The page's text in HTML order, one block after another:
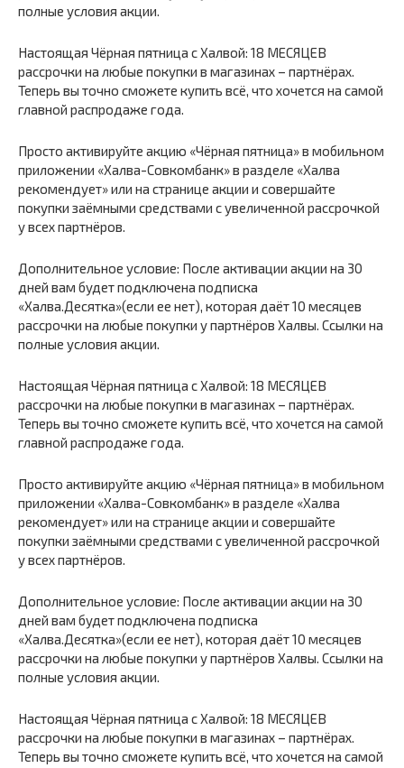
полные условия акции.
Настоящая Чёрная пятница с Халвой: 18 МЕСЯЦЕВ
рассрочки на любые покупки в магазинах – партнёрах.
Теперь вы точно сможете купить всё, что хочется на самой
главной распродаже года.
Просто активируйте акцию «Чёрная пятница» в мобильном
приложении «Халва-Совкомбанк» в разделе «Халва
рекомендует» или на странице акции и совершайте
покупки заёмными средствами с увеличенной рассрочкой
у всех партнёров.
Дополнительное условие: После активации акции на 30
дней вам будет подключена подписка
«Халва.Десятка»(если ее нет), которая даёт 10 месяцев
рассрочки на любые покупки у партнёров Халвы. Ссылки на
полные условия акции.
Настоящая Чёрная пятница с Халвой: 18 МЕСЯЦЕВ
рассрочки на любые покупки в магазинах – партнёрах.
Теперь вы точно сможете купить всё, что хочется на самой
главной распродаже года.
Просто активируйте акцию «Чёрная пятница» в мобильном
приложении «Халва-Совкомбанк» в разделе «Халва
рекомендует» или на странице акции и совершайте
покупки заёмными средствами с увеличенной рассрочкой
у всех партнёров.
Дополнительное условие: После активации акции на 30
дней вам будет подключена подписка
«Халва.Десятка»(если ее нет), которая даёт 10 месяцев
рассрочки на любые покупки у партнёров Халвы. Ссылки на
полные условия акции.
Настоящая Чёрная пятница с Халвой: 18 МЕСЯЦЕВ
рассрочки на любые покупки в магазинах – партнёрах.
Теперь вы точно сможете купить всё, что хочется на самой